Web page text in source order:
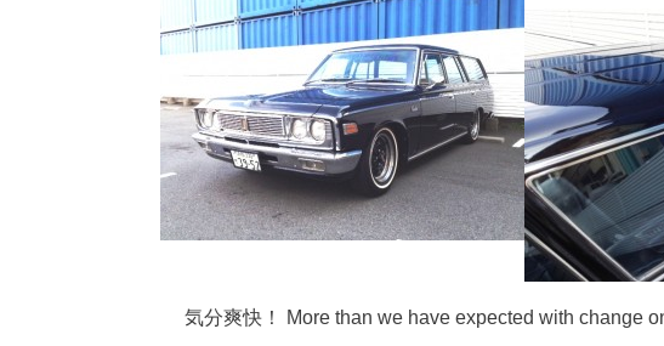
気分爽快！ More than we have expected with change